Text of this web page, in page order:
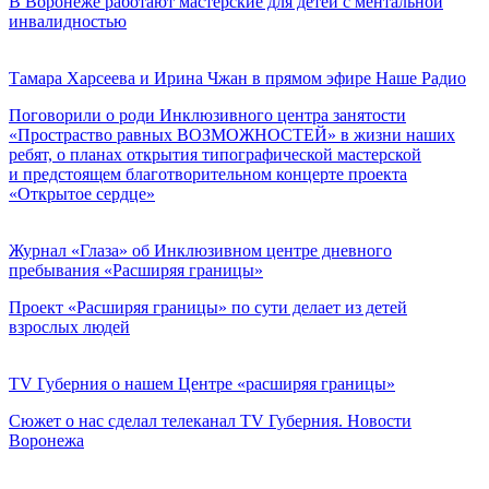
инвалидностью
Тамара Харсеева и Ирина Чжан в прямом эфире Наше Радио
Поговорили о роди Инклюзивного центра занятости
«Простраство равных ВОЗМОЖНОСТЕЙ» в жизни наших
ребят, о планах открытия типографической мастерской
и предстоящем благотворительном концерте проекта
«Открытое сердце»
Журнал «Глаза» об Инклюзивном центре дневного
пребывания «Расширяя границы»
Проект «Расширяя границы» по сути делает из детей
взрослых людей
ТV Губерния о нашем Центре «расширяя границы»
Сюжет о нас сделал телеканал ТV Губерния. Новости
Воронежа